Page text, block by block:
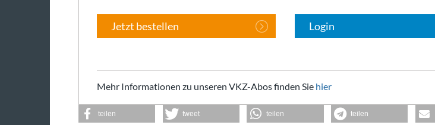
Jetzt bestellen Login
Mehr Informationen zu unseren VKZ-Abos finden Sie hier
teilen tweet teilen teilen